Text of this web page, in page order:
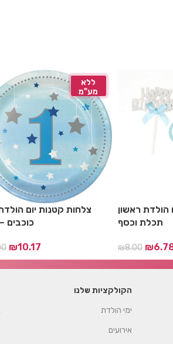
ללא
מע"מ
טופר נייר סט יום הולדת
תכלת
₪6.78
ראשון – כחול
הקולקציות שלנו
ימי הולדת
אירועים